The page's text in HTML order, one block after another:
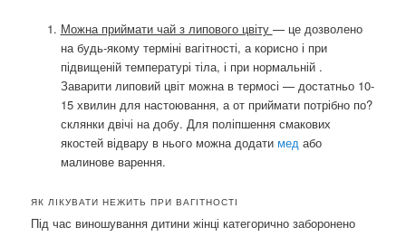
Можна приймати чай з липового цвіту — це дозволено
на будь-якому терміні вагітності, а корисно і при
підвищеній температурі тіла, і при нормальній .
Заварити липовий цвіт можна в термосі — достатньо 10-
15 хвилин для настоювання, а от приймати потрібно по?
склянки двічі на добу. Для поліпшення смакових
якостей відвару в нього можна додати мед або
малинове варення.
ЯК ЛІКУВАТИ НЕЖИТЬ ПРИ ВАГІТНОСТІ
Під час виношування дитини жінці категорично заборонено